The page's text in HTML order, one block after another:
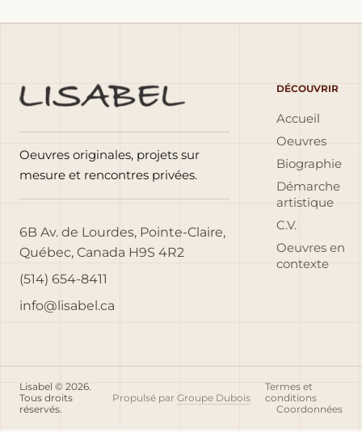
Oeuvres originales, projets sur
mesure et rencontres privées.
6B Av. de Lourdes, Pointe-Claire,
Québec, Canada H9S 4R2
(514) 654-8411
info@lisabel.ca
DÉCOUVRIR
Accueil
Oeuvres
Biographie
Démarche
artistique
C.V.
Oeuvres en
contexte
Lisabel © 2026.
Tous droits
réservés.
Propulsé par Groupe Dubois
Termes et
conditions
Coordonnées